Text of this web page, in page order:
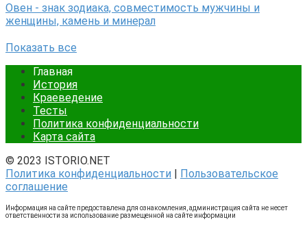
Овен - знак зодиака, совместимость мужчины и
женщины, камень и минерал
Показать все
Главная
История
Краеведение
Тесты
Политика конфиденциальности
Карта сайта
© 2023 ISTORIO.NET
Политика конфиденциальности | Пользовательское
соглашение
Информация на сайте предоставлена для ознакомления, администрация сайта не несет
ответственности за использование размещенной на сайте информации